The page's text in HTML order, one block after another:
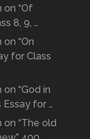
on “Of
8, 9, …
“On
for Class
“God in
for …
on “The old